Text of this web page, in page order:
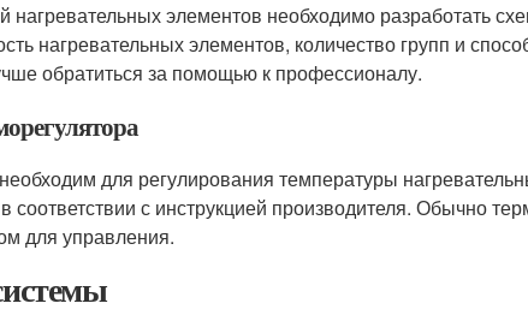
нагревательных элементов необходимо разработать
нагревательных элементов, количество групп и
обратиться за помощью к профессионалу.
для регулирования температуры
соответствии с инструкцией производителя. Обычно
для управления.